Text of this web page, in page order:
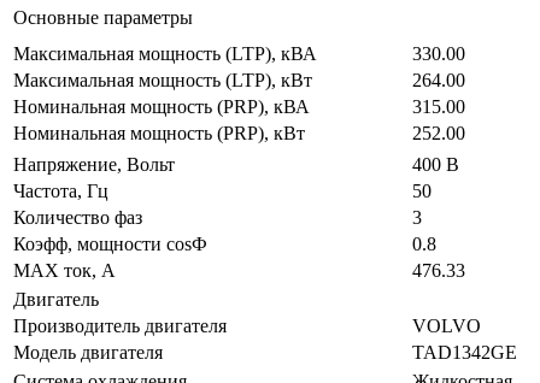
Основные параметры
Максимальная мощность (LTP), кВА
330.00
Максимальная мощность (LTP), кВт
264.00
Номинальная мощность (PRP), кВА
315.00
Номинальная мощность (PRP), кВт
252.00
Напряжение, Вольт
400 В
Частота, Гц
50
Количество фаз
3
Коэфф, мощности cosФ
0.8
MAX ток, А
476.33
Двигатель
Производитель двигателя
VOLVO
Модель двигателя
TAD1342GE